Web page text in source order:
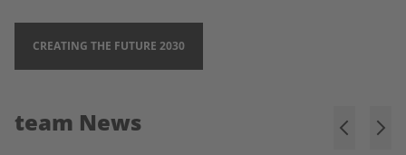
CREATING THE FUTURE 2030
team News